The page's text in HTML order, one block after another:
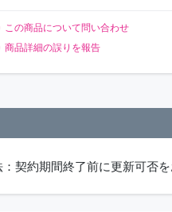
この商品について問い合わせ
商品詳細の誤りを報告
契約期間終了前に更新可否を